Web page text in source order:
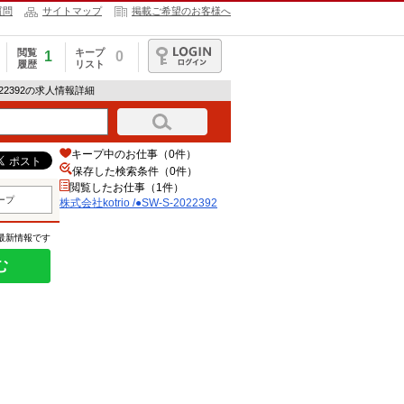
問 サイトマップ 掲載ご希望のお客様へ
閲覧
履歴
1
キープ
リスト
0
ログイン
の求人情報詳細
プ
新情報です
キープ中のお仕事（0件）
保存した検索条件（0件）
閲覧したお仕事（1件）
株式会社kotrio /●SW-S-2022392